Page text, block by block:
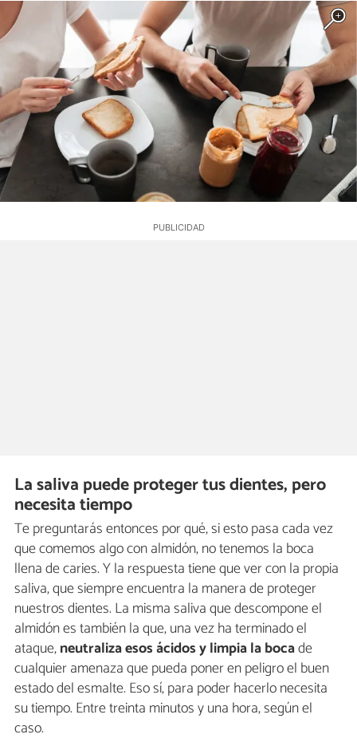
La saliva puede proteger tus dientes, pero
necesita tiempo
Te preguntarás entonces por qué, si esto pasa cada vez
que comemos algo con almidón, no tenemos la boca
llena de caries. Y la respuesta tiene que ver con la propia
saliva, que siempre encuentra la manera de proteger
nuestros dientes. La misma saliva que descompone el
almidón es también la que, una vez ha terminado el
ataque,neutraliza esos ácidos y limpia la bocade
cualquier amenaza que pueda poner en peligro el buen
estado del esmalte. Eso sí, para poder hacerlo necesita
su tiempo. Entre treinta minutos y una hora, según el
caso.